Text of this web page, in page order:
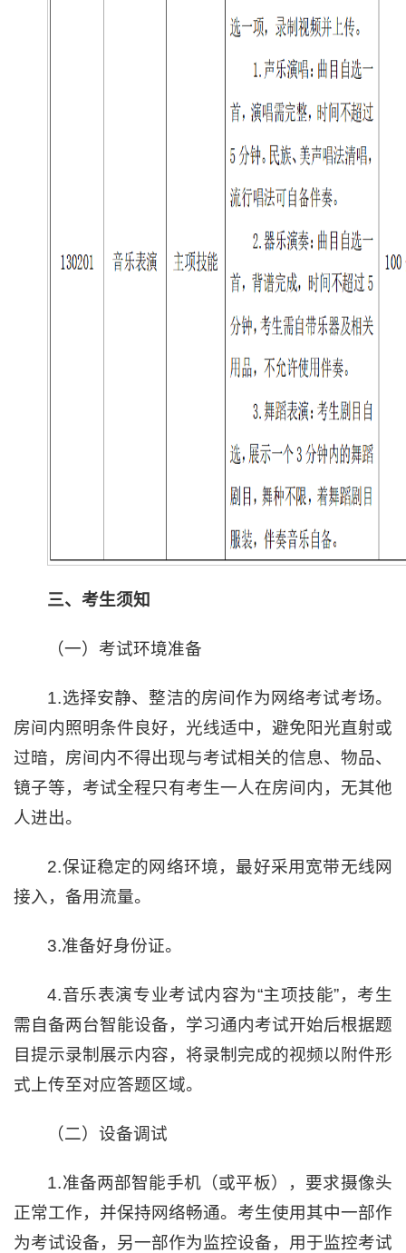
三、考生须知
（一）考试环境准备
1.选择安静、整洁的房间作为网络考试考场。
房间内照明条件良好，光线适中，避免阳光直射或
过暗，房间内不得出现与考试相关的信息、物品、
镜子等，考试全程只有考生一人在房间内，无其他
人进出。
2.保证稳定的网络环境，最好采用宽带无线网
接入，备用流量。
3.准备好身份证。
4.音乐表演专业考试内容为“主项技能”，考生
需自备两台智能设备，学习通内考试开始后根据题
目提示录制展示内容，将录制完成的视频以附件形
式上传至对应答题区域。
（二）设备调试
1.准备两部智能手机（或平板），要求摄像头
正常工作，并保持网络畅通。考生使用其中一部作
为考试设备，另一部作为监控设备，用于监控考试